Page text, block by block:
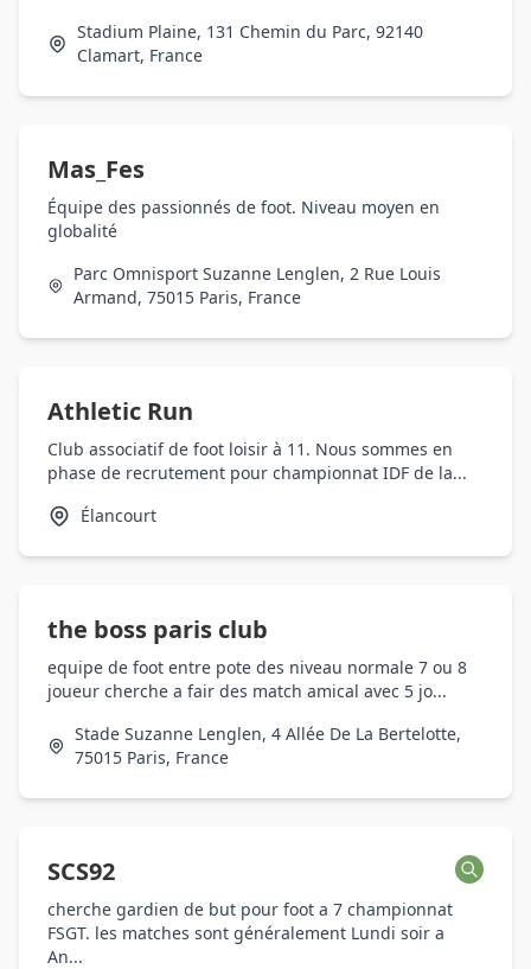
Stadium Plaine, 131 Chemin du Parc, 92140
Clamart, France
Mas_Fes
Équipe des passionnés de foot. Niveau moyen en
globalité
Parc Omnisport Suzanne Lenglen, 2 Rue Louis
Armand, 75015 Paris, France
Athletic Run
Club associatif de foot loisir à 11. Nous sommes en
phase de recrutement pour championnat IDF de la...
Élancourt
the boss paris club
equipe de foot entre pote des niveau normale 7 ou 8
joueur cherche a fair des match amical avec 5 jo...
Stade Suzanne Lenglen, 4 Allée De La Bertelotte,
75015 Paris, France
SCS92
cherche gardien de but pour foot a 7 championnat
FSGT. les matches sont généralement Lundi soir a
An...